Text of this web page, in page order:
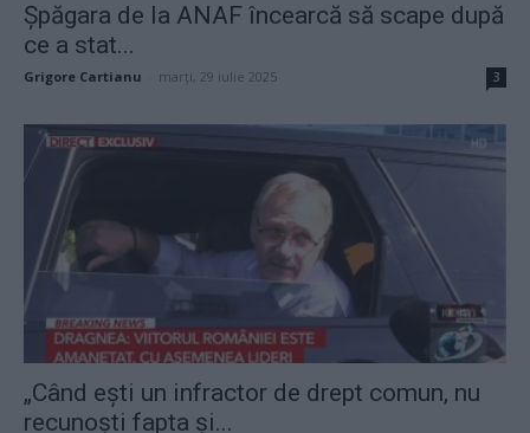
Șpăgara de la ANAF încearcă să scape după
ce a stat...
Grigore Cartianu marți, 29 iulie 2025 3
„Când ești un infractor de drept comun, nu
recunoști fapta și...